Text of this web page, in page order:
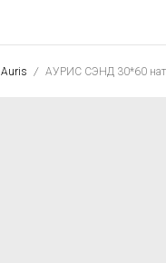
Auris АУРИС СЭНД 30*60 нат.